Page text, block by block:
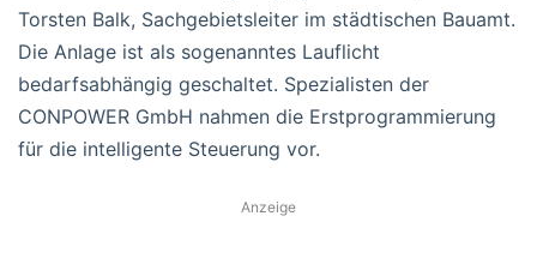
Torsten Balk, Sachgebietsleiter im städtischen Bauamt.
Die Anlage ist als sogenanntes Lauflicht
bedarfsabhängig geschaltet. Spezialisten der
CONPOWER GmbH nahmen die Erstprogrammierung
für die intelligente Steuerung vor.
Anzeige